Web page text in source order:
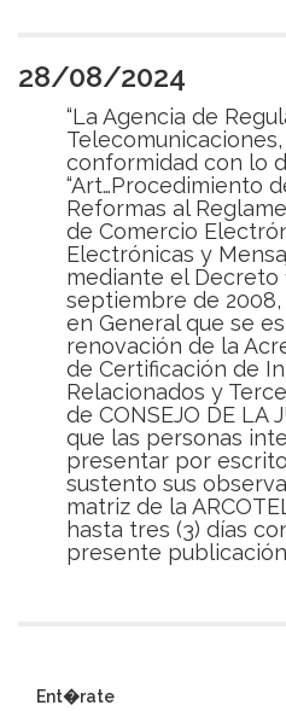
28/08/2024
“La Agencia de
Telecomunicaciones,
conformidad con lo
“Art…Procedimiento
Reformas al
de Comercio
Electrónicas y
mediante el Decreto
septiembre de
en General que se
renovación de la
de Certificación de
Relacionados y
de CONSEJO DE LA
que las personas
presentar por
sustento sus
matriz de la
hasta tres (3) días
presente
Ent�rate